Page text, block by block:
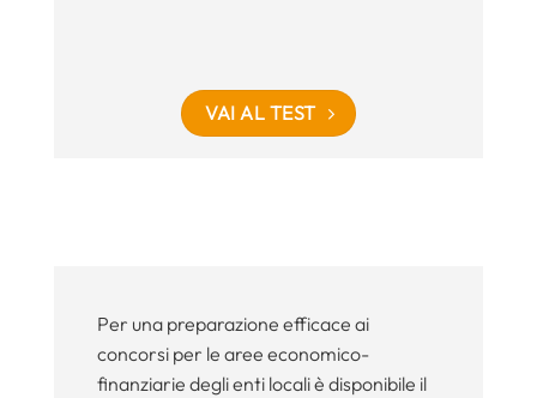
VAI AL TEST
Per una preparazione efficace ai
concorsi per le aree economico-
finanziarie degli enti locali è disponibile il